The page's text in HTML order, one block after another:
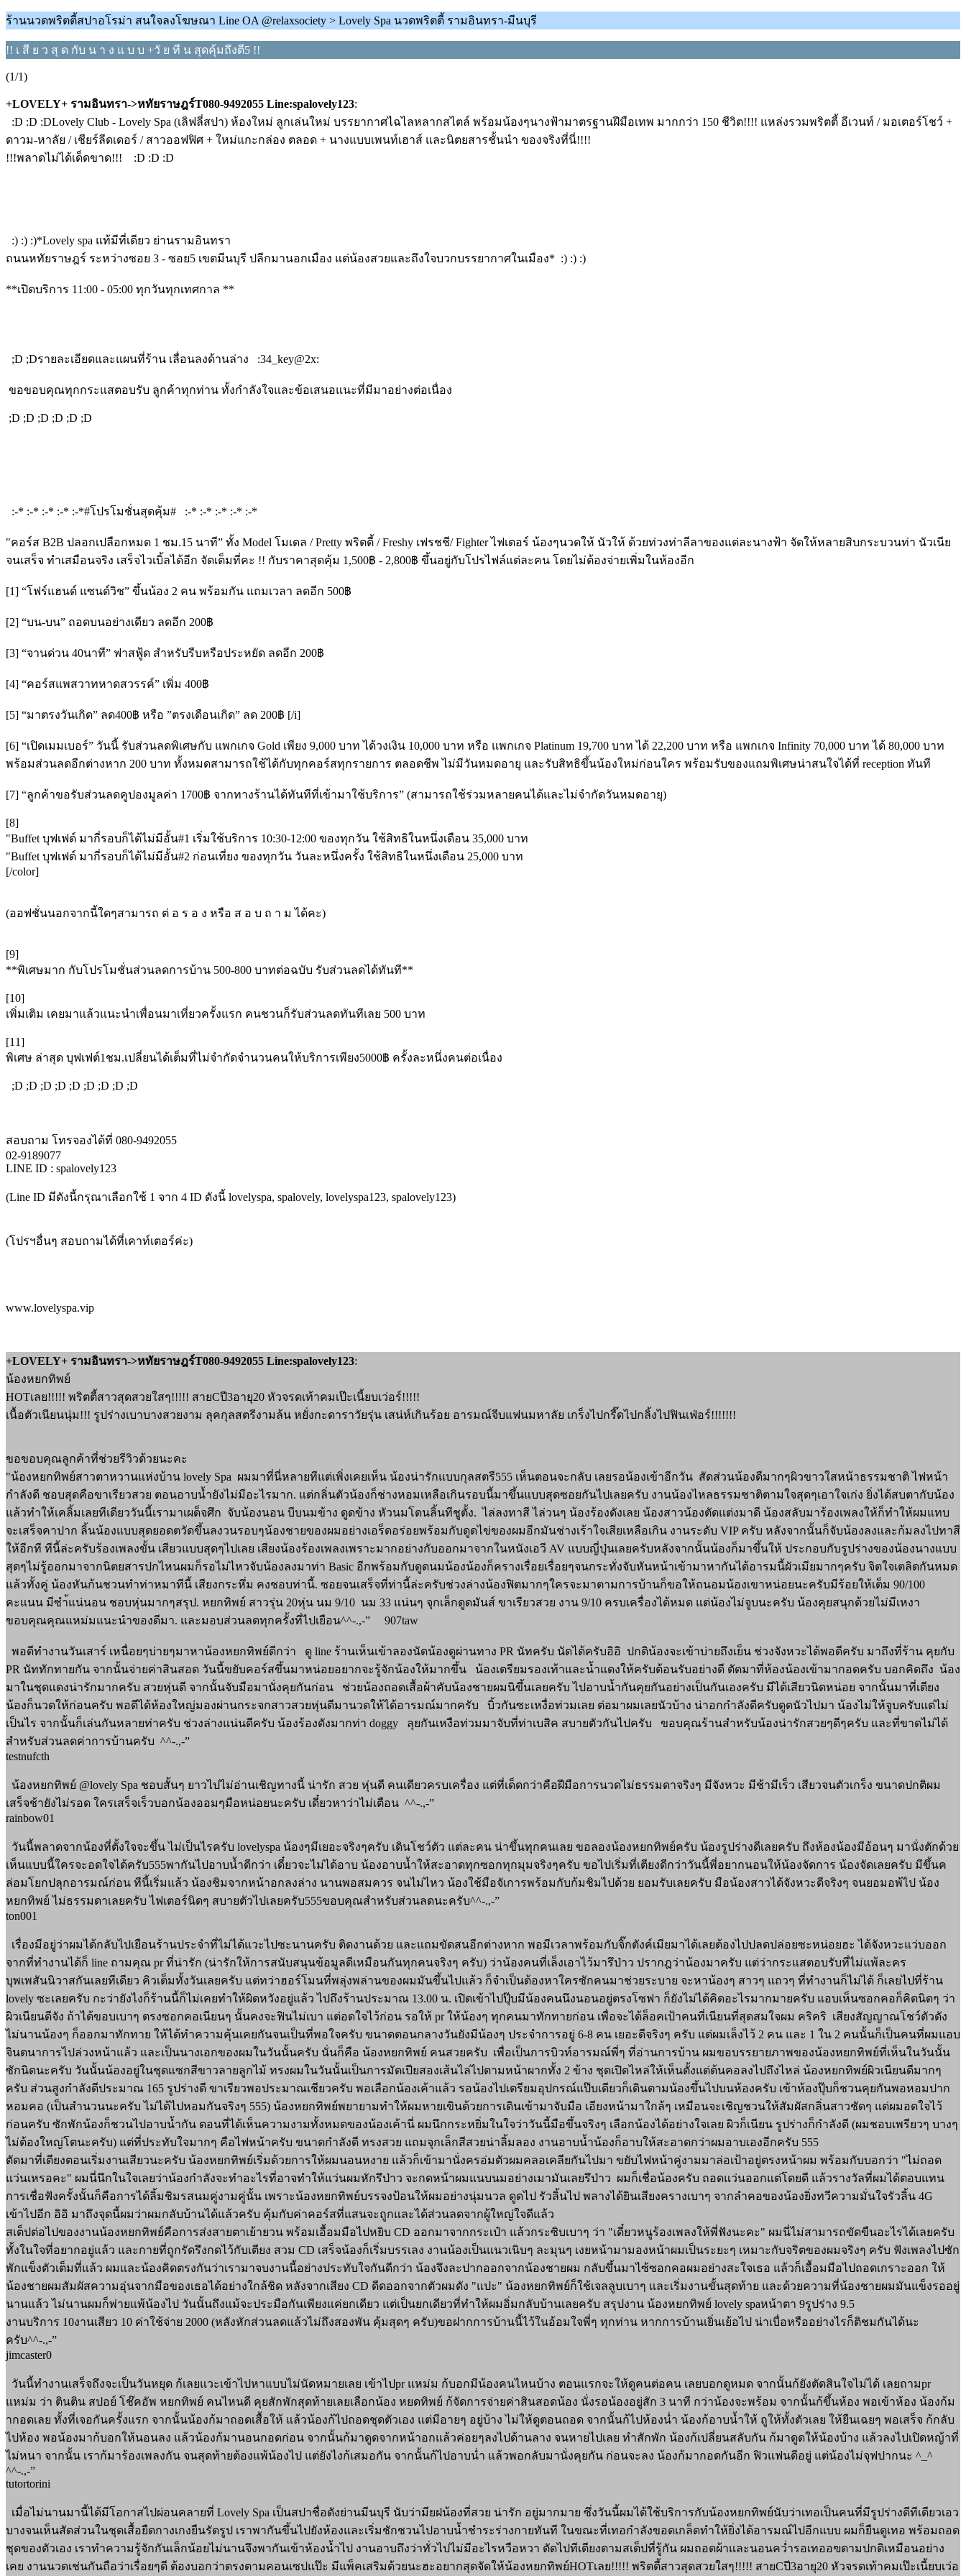
ร้านนวดพริตตี้สปาอโรม่า สนใจลงโฆษณา Line OA @relaxsociety > Lovely Spa นวดพริตตี้ รามอินทรา-มีนบุรี
!! เ สี ย ว สุ ด กับ น า ง แ บ บ +วั ย ที น สุดคุ้มถึงตี5 !!
(1/1)
+LOVELY+ รามอินทรา->หทัยราษฎร์T080-9492055 Line:spalovely123:
:D :D :DLovely Club - Lovely Spa (เลิฟลี่สปา) ห้องใหม่ ลูกเล่นใหม่ บรรยากาศไฉไลหลากสไตล์ พร้อมน้องๆนางฟ้ามาตรฐานฝีมือเทพ มากกว่า 150 ชีวิต!!!! แหล่งรวมพริตตี้ อีเวนท์ / มอเตอร์โชว์ +
ดาวม-หาลัย / เชียร์ลีดเดอร์ / สาวออฟฟิศ + ใหม่แกะกล่อง ตลอด + นางแบบเพนท์เฮาส์ และนิตยสารชั้นนำ ของจริงที่นี่!!!!
!!!พลาดไม่ได้เด็ดขาด!!! :D :D :D
:) :) :)*Lovely spa แท้มีที่เดียว ย่านรามอินทรา
ถนนหทัยราษฎร์ ระหว่างซอย 3 - ซอย5 เขตมีนบุรี ปลีกมานอกเมือง แต่น้องสวยและถึงใจบวกบรรยากาศในเมือง* :) :) :)
**เปิดบริการ 11:00 - 05:00 ทุกวันทุกเทศกาล **
;D ;Dรายละเอียดและแผนที่ร้าน เลื่อนลงด้านล่าง :34_key@2x:
ขอขอบคุณทุกกระแสตอบรับ ลูกค้าทุกท่าน ทั้งกำลังใจและข้อเสนอแนะที่มีมาอย่างต่อเนื่อง
;D ;D ;D ;D ;D ;D
:-* :-* :-* :-* :-*#โปรโมชั่นสุดคุ้ม# :-* :-* :-* :-* :-*
"คอร์ส B2B ปลอกเปลือกหมด 1 ชม.15 นาที” ทั้ง Model โมเดล / Pretty พริตตี้ / Freshy เฟรชชี/ Fighter ไฟเตอร์ น้องๆนวดให้ นัวให้ ด้วยท่วงท่าลีลาของแต่ละนางฟ้า จัดให้หลายสิบกระบวนท่า นัวเนีย
จนเสร็จ ทำเสมือนจริง เสร็จไวเบิ้ลได้อีก จัดเต็มที่คะ !! กับราคาสุดคุ้ม 1,500฿ - 2,800฿ ขึ้นอยู่กับโปรไฟล์แต่ละคน โดยไม่ต้องจ่ายเพิ่มในห้องอีก
[1] “โฟร์แฮนด์ แซนด์วิช” ขึ้นน้อง 2 คน พร้อมกัน แถมเวลา ลดอีก 500฿
[2] “บน-บน” ถอดบนอย่างเดียว ลดอีก 200฿
[3] “จานด่วน 40นาที” ฟาสฟู้ด สำหรับรีบหรือประหยัด ลดอีก 200฿
[4] “คอร์สแพสวาทหาดสวรรค์” เพิ่ม 400฿
[5] “มาตรงวันเกิด” ลด400฿ หรือ ”ตรงเดือนเกิด” ลด 200฿ [/i]
[6] “เปิดเมมเบอร์” วันนี้ รับส่วนลดพิเศษกับ แพกเกจ Gold เพียง 9,000 บาท ได้วงเงิน 10,000 บาท หรือ แพกเกจ Platinum 19,700 บาท ได้ 22,200 บาท หรือ แพกเกจ Infinity 70,000 บาท ได้ 80,000 บาท
พร้อมส่วนลดอีกต่างหาก 200 บาท ทั้งหมดสามารถใช้ได้กับทุกคอร์สทุกรายการ ตลอดชีพ ไม่มีวันหมดอายุ และรับสิทธิขึ้นน้องใหม่ก่อนใคร พร้อมรับของแถมพิเศษน่าสนใจได้ที่ reception ทันที
[7] “ลูกค้าขอรับส่วนลดคูปองมูลค่า 1700฿ จากทางร้านได้ทันทีที่เข้ามาใช้บริการ” (สามารถใช้ร่วมหลายคนได้และไม่จำกัดวันหมดอายุ)
[8]
"Buffet บุฟเฟต์ มากี่รอบก็ได้ไม่มีอั้น#1 เริ่มใช้บริการ 10:30-12:00 ของทุกวัน ใช้สิทธิในหนึ่งเดือน 35,000 บาท
"Buffet บุฟเฟต์ มากี่รอบก็ได้ไม่มีอั้น#2 ก่อนเที่ยง ของทุกวัน วันละหนึ่งครั้ง ใช้สิทธิในหนึ่งเดือน 25,000 บาท
[/color]
(ออฟชั่นนอกจากนี้ใดๆสามารถ ต่ อ ร อ ง หรือ ส อ บ ถ า ม ได้คะ)
[9]
**พิเศษมาก กับโปรโมชั่นส่วนลดการบ้าน 500-800 บาทต่อฉบับ รับส่วนลดได้ทันที**
[10]
เพิ่มเติม เคยมาแล้วแนะนำเพื่อนมาเที่ยวครั้งแรก คนชวนก็รับส่วนลดทันทีเลย 500 บาท
[11]
พิเศษ ล่าสุด บุฟเฟต์1ชม.เปลี่ยนได้เต็มที่ไม่จำกัดจำนวนคนให้บริการเพียง5000฿ ครั้งละหนึ่งคนต่อเนื่อง
;D ;D ;D ;D ;D ;D ;D ;D ;D
สอบถาม โทรจองได้ที่ 080-9492055
02-9189077
LINE ID : spalovely123
(Line ID มีดังนี้กรุณาเลือกใช้ 1 จาก 4 ID ดังนี้ lovelyspa, spalovely, lovelyspa123, spalovely123)
(โปรฯอื่นๆ สอบถามได้ที่เคาท์เตอร์ค่ะ)
www.lovelyspa.vip
+LOVELY+ รามอินทรา->หทัยราษฎร์T080-9492055 Line:spalovely123:
น้องหยกทิพย์
HOTเลย!!!!! พริตตี้สาวสุดสวยใสๆ!!!!! สายCปี3อายุ20 หัวจรดเท้าคมเป๊ะเนี้ยบเว่อร์!!!!!
เนื้อตัวเนียนนุ่ม!!! รูปร่างเบาบางสวยงาม ลุคกุลสตรีงามล้น หยั่งกะดาราวัยรุ่น เสน่ห์เกินร้อย อารมณ์จีบแฟนมหาลัย เกร็งไปกรี๊ดไปกลิ้งไปฟินเฟ่อร์!!!!!!!
ขอขอบคุณลูกค้าที่ช่วยรีวิวด้วยนะคะ
"น้องหยกทิพย์สาวตาหวานแห่งบ้าน lovely Spa ผมมาที่นี่หลายทีแต่เพิ่งเคยเห็น น้องน่ารักแบบกุลสตรี555 เห็นตอนจะกลับ เลยรอน้องเข้าอีกวัน สัดส่วนน้องดีมากๆผิวขาวใสหน้าธรรมชาติ ไฟหน้า
กำลังดี ชอบสุดคือขาเรียวสวย ตอนอาบน้ำยังไม่มีอะไรมาก. แต่กลิ่นตัวน้องก็ช่างหอมเหลือเกินรอบนี้มาขึ้นแบบสุดซอยกันไปเลยครับ งานน้องไหลธรรมชาติตามใจสุดๆเอาใจเก่ง ยิ่งได้สบตากับน้อง
แล้วทำให้เคลิ้มเลยทีเดียววันนี้เรามาเผด็จศึก จับน้องนอน บีบนมข้าง ดูดข้าง หัวนมโดนลิ้นทีชูตั้ง. ไล่ลงทาสี ไล่วนๆ น้องร้องดังเลย น้องสาวน้องตัดแต่งมาดี น้องสลับมาร้องเพลงให้ก็ทำให้ผมแทบ
จะเสร็จคาปาก ลิ้นน้องแบบสุดยอดตวัดขึ้นลงวนรอบๆน้องชายของผมอย่างเอร็ดอร่อยพร้อมกับดูดไข่ของผมอีกมันช่างเร้าใจเสียเหลือเกิน งานระดับ VIP ครับ หลังจากนั้นก็จับน้องลงและก้มลงไปทาสี
ให้อีกที ทีนี้ล่ะครับร้องเพลงขั้น เสียวแบบสุดๆไปเลย เสียงน้องร้องเพลงเพราะมากอย่างกับออกมาจากในหนังเอวี AV แบบญี่ปุ่นเลยครับหลังจากนั้นน้องก็มาขึ้นให้ ประกอบกับรูปร่างของน้องนางแบบ
สุดๆไม่รู้ออกมาจากนิตยสารปกไหนผมก็รอไม่ไหวจับน้องลงมาท่า Basic อีกพร้อมกับดูดนมน้องน้องก็ครางเรื่อยเรื่อยๆจนกระทั่งจับหันหน้าเข้ามาหากันได้อารมนี้ผัวเมียมากๆครับ จิตใจเตลิดกันหมด
แล้วทั้งคู่ น้องหันก้นชวนทำท่าหมาทีนี้ เสียงกระหึ่ม คงชอบท่านี้. ซอยจนเสร็จที่ท่านี้ล่ะครับช่วงล่างน้องฟิตมากๆใครจะมาตามการบ้านก็ขอให้ถนอมน้องเขาหน่อยนะครับมีร้อยให้เต็ม 90/100
คะแนน มีซำ้แน่นอน ชอบหุ่นมากๆสรุป. หยกทิพย์ สาวรุ่น 20หุ่น นม 9/10 นม 33 แน่นๆ จุกเล็กดูดมันส์ ขาเรียวสวย งาน 9/10 ครบเครื่องได้หมด แต่น้องไม่จูบนะครับ น้องคุยสนุกด้วยไม่มีเหงา
ขอบคุณคุณแหม่มแนะนำของดีมา. และมอบส่วนลดทุกครั้งที่ไปเยือน^^-.,-” 907taw
พอดีทำงานวันเสาร์ เหนื่อยๆบ่ายๆมาหาน้องหยกทิพย์ดีกว่า ดู line ร้านเห็นเข้าลองนัดน้องดูผ่านทาง PR นัทครับ นัดได้ครับอิอิ ปกติน้องจะเข้าบ่ายถึงเย็น ช่วงจังหวะได้พอดีครับ มาถึงที่ร้าน คุยกับ
PR นัททักทายกัน จากนั้นจ่ายค่าสินสอด วันนี้ขยับคอร์สขึ้นมาหน่อยอยากจะรู้จักน้องให้มากขึ้น น้องเตรียมรองเท้าและน้ำแดงให้ครับต้อนรับอย่างดี ตัดมาที่ห้องน้องเข้ามากอดครับ บอกคิดถึง น้อง
มาในชุดแดงน่ารักมากครับ สวยหุ่นดี จากนั้นจับมือมานั่งคุยกันก่อน ช่วยน้องถอดเสื้อผ้าคับน้องชายผมนิขึ้นเลยครับ ไปอาบน้ำกันคุยกันอย่างเป็นกันเองครับ มีได้เสียวนิดหน่อย จากนั้นมาที่เตียง
น้องก็นวดให้ก่อนครับ พอดีได้ห้องใหญ่มองผ่านกระจกสาวสวยหุ่นดีมานวดให้ได้อารมณ์มากครับ บิ้วกันซะเหงื่อท่วมเลย ต่อมาผมเลยนัวบ้าง น่าอกกำลังดีครับดูดนัวไปมา น้องไม่ให้จูบครับแต่ไม่
เป็นไร จากนั้นก็เล่นกันหลายท่าครับ ช่วงล่างแน่นดีครับ น้องร้องดังมากท่า doggy ลุยกันเหงือท่วมมาจับที่ท่าเบสิค สบายตัวกันไปครับ ขอบคุณร้านสำหรับน้องน่ารักสวยๆดีๆครับ และที่ขาดไม่ได้
สำหรับส่วนลดค่าการบ้านครับ ^^-.,-”
testnufcth
น้องหยกทิพย์ @lovely Spa ชอบสั้นๆ ยาวไปไม่อ่านเชิญทางนี้ น่ารัก สวย หุ่นดี คนเดียวครบเครื่อง แต่ที่เด็ดกว่าคือฝีมือการนวดไม่ธรรมดาจริงๆ มีจังหวะ มีช้ามีเร็ว เสียวจนตัวเกร็ง ขนาดปกติผม
เสร็จช้ายังไม่รอด ใครเสร็จเร็วบอกน้องออมๆมือหน่อยนะครับ เดี๋ยวหาว่าไม่เตือน ^^-.,-”
rainbow01
วันนี้พลาดจากน้องที่ตั้งใจจะขึ้น ไม่เป็นไรครับ lovelyspa น้องๆมีเยอะจริงๆครับ เดินโชว์ตัว แต่ละคน น่าขึ้นทุกคนเลย ขอลองน้องหยกทิพย์ครับ น้องรูปร่างดีเลยครับ ถึงห้องน้องมีอ้อนๆ มานั่งตักด้วย
เห็นแบบนี้ใครจะอดใจได้ครับ555พากันไปอาบน้ำดีกว่า เดี๋ยวจะไม่ได้อาบ น้องอาบน้ำให้สะอาดทุกซอกทุกมุมจริงๆครับ ขอไปเริ่มที่เตียงดีกว่าวันนี้พี่อยากนอนให้น้องจัดการ น้องจัดเลยครับ มีขึ้นค
ล่อมโยกปลุกอารมณ์ก่อน ทีนี้เริ่มแล้ว น้องชิมจากหน้าอกลงล่าง นานพอสมควร จนไม่ไหว น้องใช้มือจัเการพร้อมกับก้มชิมไปด้วย ยอมรับเลยครับ มือน้องสาวได้จังหวะดีจริงๆ จนยอมอพ้ไป น้อง
หยกทิพย์ ไม่ธรรมดาเลยครับ ไฟเตอร์นิดๆ สบายตัวไปเลยครับ555ขอบคุณสำหรับส่วนลดนะครับ^^-.,-”
ton001
เรื่องมีอยู่ว่าผมได้กลับไปเยือนร้านประจำที่ไม่ได้แวะไปซะนานครับ ติดงานด้วย และแถมขัดสนอีกต่างหาก พอมีเวลาพร้อมกับจิ๊กตังค์เมียมาได้เลยต้องไปปลดปล่อยซะหน่อยฮะ ได้จังหวะแว่บออก
จากที่ทำงานได้ก็ line ถามคุณ pr ที่น่ารัก (น่ารักให้การสนับสนุนข้อมูลดีเหมือนกันทุกคนจริงๆ ครับ) ว่าน้องคนที่เล็งเอาไว้มารึป่าว ปรากฎว่าน้องมาครับ แต่ว่ากระแสตอบรับที่ไม่แพ้ละคร
บุพเพสันนิวาสกันเลยทีเดียว คิวเต็มทั้งวันเลยครับ แต่ทว่าฮอร์โมนที่พลุ่งพล่านของผมมันขึ้นไปแล้ว ก็จำเป็นต้องหาใครซักคนมาช่วยระบาย จะหาน้องๆ สาวๆ แถวๆ ที่ทำงานก็ไม่ได้ ก็เลยไปที่ร้าน
lovely ซะเลยครับ กะว่ายังไงก็ร้านนี้ก็ไม่เคยทำให้ผิดหวังอยู่แล้ว ไปถึงร้านประมาณ 13.00 น. เปิดเข้าไปปุ๊บมีน้องคนนึงนอนอยู่ตรงโซฟา ก็ยังไม่ได้คิดอะไรมากมายครับ แอบเห็นซอกคอก็คิดนิดๆ ว่า
ผิวเนียนดีจัง ถ้าได้ขอบเบาๆ ตรงซอกคอเนียนๆ นั้นคงจะฟินไม่เบา แต่อดใจไว้ก่อน รอให้ pr ให้น้องๆ ทุกคนมาทักทายก่อน เพื่อจะได้ล็อคเป้าคนที่เนียนที่สุดสมใจผม คริคริ เสียงสัญญาณโชว์ตัวดัง
ไม่นานน้องๆ ก็ออกมาทักทาย ให้ได้ทำความคุ้นเคยกันจนเป็นที่พอใจครับ ขนาดตอนกลางวันยังมีน้องๆ ประจำการอยู่ 6-8 คน เยอะดีจริงๆ ครับ แต่ผมเล็งไว้ 2 คน และ 1 ใน 2 คนนั้นก็เป็นคนที่ผมแอบ
จินตนาการไปล่วงหน้าแล้ว และเป็นนางเอกของผมในวันนั้นครับ นั่นก็คือ น้องหยกทิพย์ คนสวยครับ เพื่อเป็นการบิวท์อารมณ์พี่ๆ ที่อ่านการบ้าน ผมขอบรรยายภาพของน้องหยกทิพย์ที่เห็นในวันนั้น
ซักนิดนะครับ วันนั้นน้องอยู่ในชุดแซกสีขาวลายลูกไม้ ทรงผมในวันนั้นเป็นการมัดเปียสองเส้นไล่ไปตามหน้าผากทั้ง 2 ข้าง ชุดเปิดไหล่ให้เห็นตั้งแต่ต้นคอลงไปถึงไหล่ น้องหยกทิพย์ผิวเนียนดีมากๆ
ครับ ส่วนสูงกำลังดีประมาณ 165 รูปร่างดี ขาเรียวพอประมาณเชียวครับ พอเลือกน้องเค้าแล้ว รอน้องไปเตรียมอุปกรณ์แป๊บเดียวก็เดินตามน้องขึ้นไปบนห้องครับ เข้าห้องปุ๊บก็ชวนคุยกันพอหอมปาก
หอมคอ (เป็นสำนวนนะครับ ไม่ได้ไปหอมกันจริงๆ 555) น้องหยกทิพย์พยายามทำให้ผมหายเขินด้วยการเดินเข้ามาจับมือ เอียงหน้ามาใกล้ๆ เหมือนจะเชิญชวนให้สัมผัสกลิ่นสาวชัดๆ แต่ผมอดใจไว้
ก่อนครับ ซักพักน้องก็ชวนไปอาบน้ำกัน ตอนที่ได้เห็นความงามทั้งหมดของน้องเค้านี่ ผมนึกกระหยิ่มในใจว่าวันนี้มือขึ้นจริงๆ เลือกน้องได้อย่างใจเลย ผิวก็เนียน รูปร่างก็กำลังดี (ผมชอบเพรียวๆ บางๆ
ไม่ต้องใหญ่โตนะครับ) แต่ที่ประทับใจมากๆ คือไฟหน้าครับ ขนาดกำลังดี ทรงสวย แถมจุกเล็กสีสวยน่าลิ้มลอง งานอาบน้ำน้องก็อาบให้สะอาดกว่าผมอาบเองอีกครับ 555
ตัดมาที่เตียงตอนเริ่มงานเสียวนะครับ น้องหยกทิพย์เริ่มด้วยการให้ผมนอนหงาย แล้วก็เข้ามานั่งครอ่มตัวผมคลอเคลียกันไปมา ขยับไฟหน้าคู่งามมาล่อเป้าอยู่ตรงหน้าผม พร้อมกับบอกว่า "ไม่ถอด
แว่นเหรอคะ" ผมนี่นึกในใจเลยว่าน้องกำลังจะทำอะไรที่อาจทำให้แว่นผมหักรึป่าว จะกดหน้าผมแนบนมอย่างเมามันเลยรึป่าว ผมก็เชื่อน้องครับ ถอดแว่นออกแต่โดยดี แล้วรางวัลที่ผมได้ตอบแทน
การเชื่อฟังครั้งนั้นก็คือการได้ลิ้มชิมรสนมคู่งามคู่นั้น เพราะน้องหยกทิพย์บรรจงป้อนให้ผมอย่างนุ่มนวล ดูดไป รัวลิ้นไป พลางได้ยินเสียงครางเบาๆ จากลำคอของน้องยิ่งทวีความมั่นใจรัวลิ้น 4G
เข้าไปอีก อิอิ มาถึงจุดนี้ผมว่าผมกลับบ้านได้แล้วครับ คุ้มกับค่าคอร์สที่แสนจะถูกและได้ส่วนลดจากผู้ใหญ่ใจดีแล้ว
สเต็ปต่อไปของงานน้องหยกทิพย์คือการส่งสายตาเย้ายวน พร้อมเอื้อมมือไปหยิบ CD ออกมาจากกระเป๋า แล้วกระซิบเบาๆ ว่า "เดี๋ยวหนูร้องเพลงให้พี่ฟังนะคะ" ผมนี่ไม่สามารถขัดขืนอะไรได้เลยครับ
ทั้งในใจที่อยากอยู่แล้ว และกายที่ถูกรัดรึงกดไว้กับเตียง สวม CD เสร็จน้องก็เริ่มบรรเลง งานน้องเป็นแนวเนิบๆ ละมุนๆ เงยหน้ามามองหน้าผมเป็นระยะๆ เหมาะกับจริตของผมจริงๆ ครับ ฟังเพลงไปซัก
พักแข็งตัวเต็มที่แล้ว ผมและน้องคิดตรงกันว่าเรามาจบงานนี้อย่างประทับใจกันดีกว่า น้องจึงละปากออกจากน้องชายผม กลับขึ้นมาไซ้ซอกคอผมอย่างสะใจเธอ แล้วก็เอื้อมมือไปถอดเกราะออก ให้
น้องชายผมสัมผัสความอุ่นจากมือของเธอได้อย่างใกล้ชิด หลังจากเสียง CD ดีดออกจากตัวผมดัง "แปะ" น้องหยกทิพย์ก็ใช้เจลลูบเบาๆ และเริ่มงานขั้นสุดท้าย และด้วยความที่น้องชายผมมันแข็งรออยู่
นานแล้ว ไม่นานผมก็พ่ายแพ้น้องไป วันนั้นถึงแม้จะประมือกันเพียงแค่ยกเดียว แต่เป็นยกเดียวที่ทำให้ผมอิ่มกลับบ้านเลยครับ สรุปงาน น้องหยกทิพย์ lovely spaหน้าตา 9รูปร่าง 9.5
งานบริการ 10งานเสียว 10 ค่าใช้จ่าย 2000 (หลังหักส่วนลดแล้วไม่ถึงสองพัน คุ้มสุดๆ ครับ)ขอฝากการบ้านนี้ไว้ในอ้อมใจพี่ๆ ทุกท่าน หากการบ้านเยิ่นเย้อไป น่าเบื่อหรืออย่างไรก็ติชมกันได้นะ
ครับ^^-.,-”
jimcaster0
วันนี้ทำงานเสร็จถึงจะเป็นวันหยุด ก้เลยแวะเข้าไปหาแบบไม่นัดหมายเลย เข้าไปpr แหม่ม ก้บอกมีน้องคนไหนบ้าง ตอนแรกจะให้ดูคนต่อคน เลยบอกดูหมด จากนั้นก้ยังตัดสินใจไม่ได้ เลยถามpr
แหม่ม ว่า ตินติน สปอย์ โช๊คอัพ หยกทิพย์ คนไหนดี คุยสักพักสุดท้ายเลยเลือกน้อง หยดทิพย์ ก้จัดการจ่ายค่าสินสอดน้อง นั่งรอน้องอยู่สัก 3 นาที กว่าน้องจะพร้อม จากนั้นก้ขึ้นห้อง พอเข้าห้อง น้องก้ม
ากอดเลย ทั้งที่เจอกันครั้งแรก จากนั้นน้องก้มาถอดเสื้อให้ แล้วน้องก้ไปถอดชุดตัวเอง แต่มีอายๆ อยู่บ้าง ไม่ให้ดูตอนถอด จากนั้นก้ไปห้องน่ำ น้องก้อาบน้ำให้ ถูให้ทั้งตัวเลย ให้ยืนเฉยๆ พอเสร็จ ก้กลับ
ไปห้อง พอน้องมาก้บอกให้นอนลง แล้วน้องก้มานอนกอดก่อน จากนั้นก้มาดูดจากหน้าอกแล้วค่อยๆลงไปด้านลาง จนหายไปเลย ทำสักพัก น้องก้เปลี่ยนสลับกัน ก้มาดูดให้น้องบ้าง แล้วลงไปเปิดหญ้าที่
ไม่หนา จากนั้น เราก้มาร้องเพลงกัน จนสุดท้ายต้องแพ้น้องไป แต่ยังไงก้เสมอกัน จากนั้นก้ไปอาบน่ำ แล้วพอกลับมานั่งคุยกัน ก่อนจะลง น้องก้มากอดกันอีก ฟิวแฟนดีอยู่ แต่น้องไม่จุฟปากนะ ^_^
^^-.,-”
tutortorini
เมื่อไม่นานมานี้ได้มีโอกาสไปผ่อนคลายที่ Lovely Spa เป็นสปาชื่อดังย่านมีนบุรี นับว่ามียฝน้องที่สวย น่ารัก อยู่มากมาย ซึ่งวันนี้ผมได้ใช้บริการกับน้องหยกทิพย์นับว่าเทอเป็นคนที่มีรูปร่างดีทีเดียวเอว
บางจนเห็นสัดส่วนในชุดเสื้อยืดกางเกงยืนรัดรูป เราพากันขึ้นไปยังห้องและเริ่มชักชวนไปอาบน้ำชำระร่างกายทันที ในขณะที่เทอกำลังขอดเกล็ดทำให้ยิ่งได้อารมณ์ไปอีกแบบ ผมก็ยืนดูเทอ พร้อมถอด
ชุดของตัวเอง เราทำความรู้จักกันเล็กน้อยไม่นานจึงพากันเข้าห้องน้ำไป งานอาบถึงว่าทั่วไปไม่มีอะไรหวือหวา ตัดไปทีเตียงตามสเต็ปที่รู้กัน ผมถอดผ้าและนอนคว่ำรอเทออฃตามปกติเหมือนอย่าง
เคย งานนวดเช่นกันถือว่าเรื่อยๆดี ต้องบอกว่าตรงตามคอนเซปแป๊ะ มีแพ็คเสริมด้วยนะฮะอยากสุดจัดให้น้องหยกทิพย์HOTเลย!!!!! พริตตี้สาวสุดสวยใสๆ!!!!! สายCปี3อายุ20 หัวจรดเท้าคมเป๊ะเนี้ยบเว่อ